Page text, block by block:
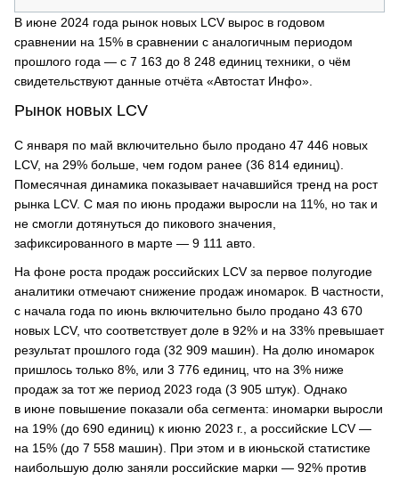
В июне 2024 года рынок новых LCV вырос в годовом
сравнении на 15% в сравнении с аналогичным периодом
прошлого года — с 7 163 до 8 248 единиц техники, о чём
свидетельствуют данные отчёта «Автостат Инфо».
Рынок новых LCV
С января по май включительно было продано 47 446 новых
LCV, на 29% больше, чем годом ранее (36 814 единиц).
Помесячная динамика показывает начавшийся тренд на рост
рынка LCV. С мая по июнь продажи выросли на 11%, но так и
не смогли дотянуться до пикового значения,
зафиксированного в марте — 9 111 авто.
На фоне роста продаж российских LCV за первое полугодие
аналитики отмечают снижение продаж иномарок. В частности,
с начала года по июнь включительно было продано 43 670
новых LCV, что соответствует доле в 92% и на 33% превышает
результат прошлого года (32 909 машин). На долю иномарок
пришлось только 8%, или 3 776 единиц, что на 3% ниже
продаж за тот же период 2023 года (3 905 штук). Однако
в июне повышение показали оба сегмента: иномарки выросли
на 19% (до 690 единиц) к июню 2023 г., а российские LCV —
на 15% (до 7 558 машин). При этом и в июньской статистике
наибольшую долю заняли российские марки — 92% против